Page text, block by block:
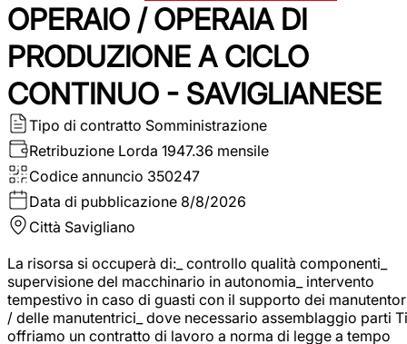
OPERAIO / OPERAIA DI
PRODUZIONE A CICLO
CONTINUO - SAVIGLIANESE
Tipo di contratto Somministrazione
Retribuzione Lorda 1947.36 mensile
Codice annuncio 350247
Data di pubblicazione 8/8/2026
Città Savigliano
La risorsa si occuperà di:_ controllo qualità componenti_
supervisione del macchinario in autonomia_ intervento
tempestivo in caso di guasti con il supporto dei
/ delle manutentrici_ dove necessario assemblaggio parti Ti
offriamo un contratto di lavoro a norma di legge a tempo